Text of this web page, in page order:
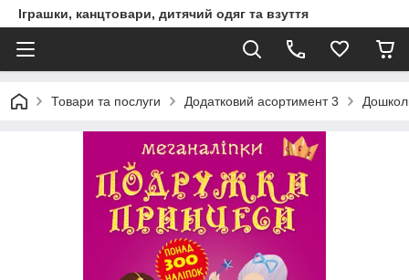
Іграшки, канцтовари, дитячий одяг та взуття
Товари та послуги Додатковий асортимент 3